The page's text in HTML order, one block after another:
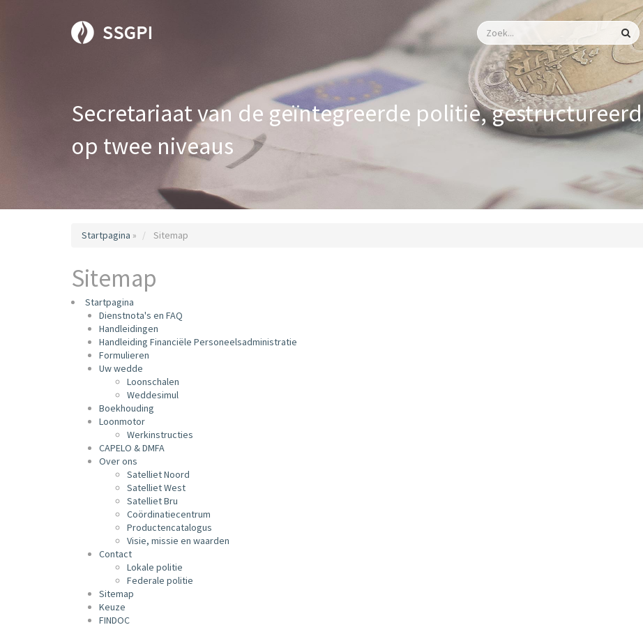
Secretariaat van de geïntegreerde politie, gestructureerd
op twee niveaus
Startpagina » Sitemap
Sitemap
Startpagina
Dienstnota's en FAQ
Handleidingen
Handleiding Financiële Personeelsadministratie
Formulieren
Uw wedde
Loonschalen
Weddesimul
Boekhouding
Loonmotor
Werkinstructies
CAPELO & DMFA
Over ons
Satelliet Noord
Satelliet West
Satelliet Bru
Coördinatiecentrum
Productencatalogus
Visie, missie en waarden
Contact
Lokale politie
Federale politie
Sitemap
Keuze
FINDOC